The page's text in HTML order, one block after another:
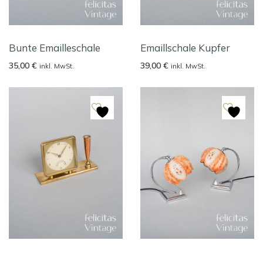
Bunte Emailleschale
35,00 € inkl. MwSt.
Emaillschale Kupfer
39,00 € inkl. MwSt.